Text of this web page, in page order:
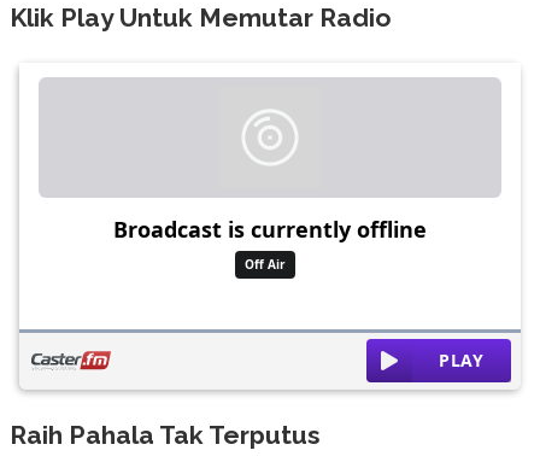
Klik Play Untuk Memutar Radio
Raih Pahala Tak Terputus